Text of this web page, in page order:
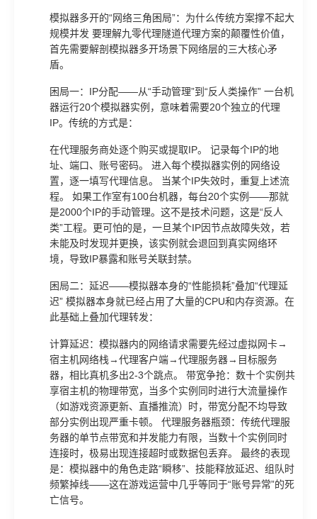
模拟器多开的“网络三角困局”：为什么传统方案撑不起大
规模并发 要理解九零代理隧道代理方案的颠覆性价值，
首先需要解剖模拟器多开场景下网络层的三大核心矛
盾。
困局一：IP分配——从“手动管理”到“反人类操作” 一台机
器运行20个模拟器实例，意味着需要20个独立的代理
IP。传统的方式是：
在代理服务商处逐个购买或提取IP。 记录每个IP的地
址、端口、账号密码。 进入每个模拟器实例的网络设
置，逐一填写代理信息。 当某个IP失效时，重复上述流
程。 如果工作室有100台机器，每台20个实例——那就
是2000个IP的手动管理。这不是技术问题，这是“反人
类”工程。更可怕的是，一旦某个IP因节点故障失效，若
未能及时发现并更换，该实例就会退回到真实网络环
境，导致IP暴露和账号关联封禁。
困局二：延迟——模拟器本身的“性能损耗”叠加“代理延
迟” 模拟器本身就已经占用了大量的CPU和内存资源。在
此基础上叠加代理转发：
计算延迟：模拟器内的网络请求需要先经过虚拟网卡→
宿主机网络栈→代理客户端→代理服务器→目标服务
器，相比真机多出2-3个跳点。 带宽争抢：数十个实例共
享宿主机的物理带宽，当多个实例同时进行大流量操作
（如游戏资源更新、直播推流）时，带宽分配不均导致
部分实例出现严重卡顿。 代理服务器瓶颈：传统代理服
务器的单节点带宽和并发能力有限，当数十个实例同时
连接时，极易出现连接超时或数据包丢弃。 最终的表现
是：模拟器中的角色走路“瞬移”、技能释放延迟、组队时
频繁掉线——这在游戏运营中几乎等同于“账号异常”的死
亡信号。